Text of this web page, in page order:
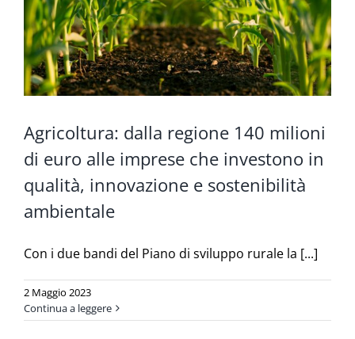
Agricoltura: dalla regione 140 milioni
di euro alle imprese che investono in
qualità, innovazione e sostenibilità
ambientale
Con i due bandi del Piano di sviluppo rurale la [...]
2 Maggio 2023
Continua a leggere